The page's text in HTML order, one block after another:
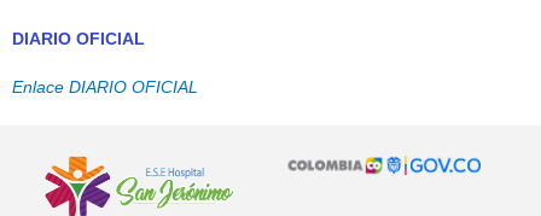
DIARIO OFICIAL
Enlace DIARIO OFICIAL